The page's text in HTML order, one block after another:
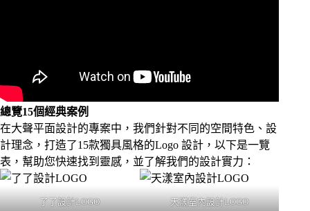
總覽15個經典案例
在大聲平面設計的專案中，我們針對不同的空間特色、設
計理念，打造了15款獨具風格的Logo 設計，以下是一覽
表，幫助您快速找到靈感，並了解我們的設計實力：
了了設計LOGO 天漾室內設計LOGO